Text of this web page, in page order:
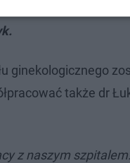
że
ginekologicznego
także dr
z naszym